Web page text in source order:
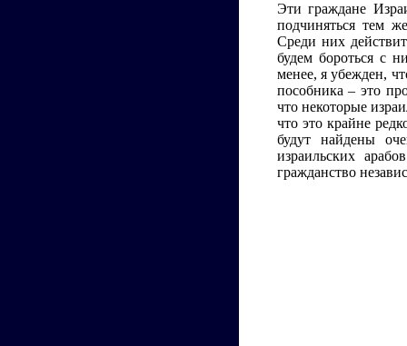
Эти граждане
подчиняться тем
Среди них
будем бороться с
менее, я убежден,
пособника – это
что некоторые
что это крайне
будут найдены
израильских
гражданство